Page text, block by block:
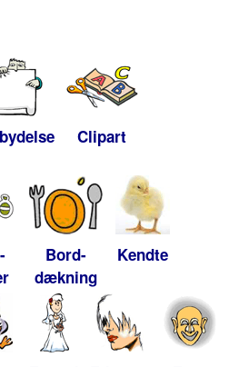
Clipart
Bord-
dækning
Kendte